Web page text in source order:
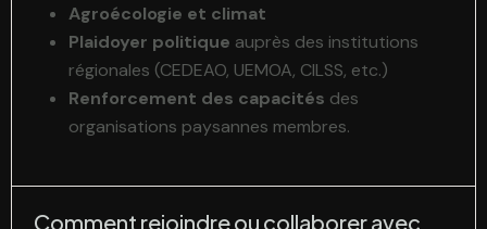
Agroécologie et climat
Plaidoyer politique auprès des institutions
régionales (CEDEAO, UEMOA, CILSS, etc.)
Renforcement des capacités des
organisations paysannes membres.
Comment rejoindre ou collaborer avec